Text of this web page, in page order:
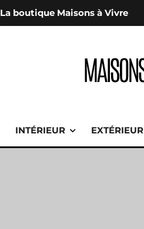
La boutique Maisons à Vivre
INTÉRIEUR EXTÉRIEUR